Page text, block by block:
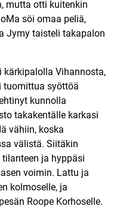
mutta otti kuitenkin
söi omaa peliä,
Jymy taisteli takapalon
kärkipalolla Vihannosta,
tuomittua syöttöä
kunnolla
takakentälle karkasi
vähiin, koska
välistä. Siitäkin
ja hyppäsi
voimin. Lattu ja
kolmoselle, ja
Roope Korhoselle.